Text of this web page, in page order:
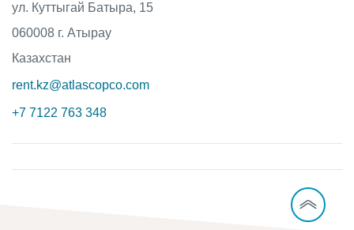
ул. Куттыгай Батыра, 15
060008 г. Атырау
Казахстан
rent.kz@atlascopco.com
+7 7122 763 348